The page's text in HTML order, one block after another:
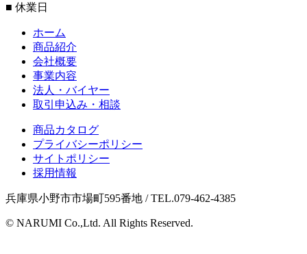
■ 休業日
ホーム
商品紹介
会社概要
事業内容
法人・バイヤー
取引申込み・相談
商品カタログ
プライバシーポリシー
サイトポリシー
採用情報
兵庫県小野市市場町595番地 / TEL.079-462-4385
© NARUMI Co.,Ltd. All Rights Reserved.